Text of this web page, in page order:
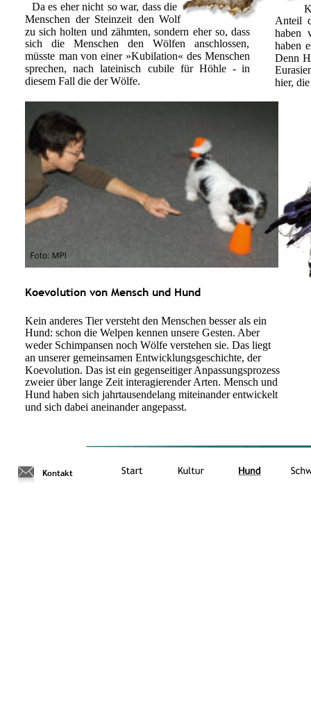
Kontakt
Da es eher nicht so war, dass die
Menschen der Steinzeit den Wolf
zu sich holten und zähmten, sondern eher so, dass
sich
die Menschen den Wölfen
anschlossen,
müsste man von einer »Kubilation« des Menschen
sprechen, nach lateinisch cubile für Höhle - in
diesem Fall die der Wölfe.
Anteil
haben
haben
Denn
hier,
Kein anderes Tier versteht den Menschen besser als ein
Hund: schon die Welpen kennen unsere Gesten. Aber
weder Schimpansen noch Wölfe verstehen sie. Das liegt
an unserer gemeinsamen Entwicklungsgeschichte, der
Koevolution. Das ist ein gegenseitiger Anpassungsprozess
zweier über lange Zeit interagierender Arten. Mensch und
Hund haben sich jahrtausendelang miteinander entwickelt
und sich dabei aneinander angepasst.
Koevolution von Mensch und Hund